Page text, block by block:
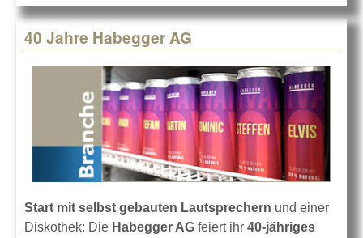
40 Jahre Habegger AG
Start mit selbst gebauten Lautsprechern und einer
Diskothek: Die Habegger AG feiert ihr 40-jähriges